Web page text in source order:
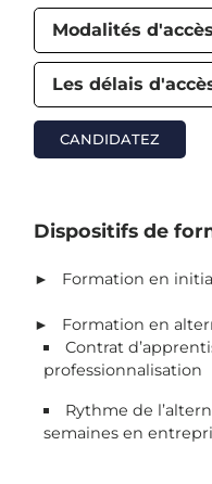
Modalités d'accès
Les délais
CANDIDATEZ
Dispositifs de
► Formation en
► Formation en
Contrat
professionnalisation
Rythme de
semaines en